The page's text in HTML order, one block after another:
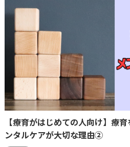
【療育がはじめての人向け】療
ンタルケアが大切な理由②